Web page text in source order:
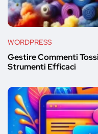
WORDPRESS
Gestire Commenti
Strumenti Efficaci